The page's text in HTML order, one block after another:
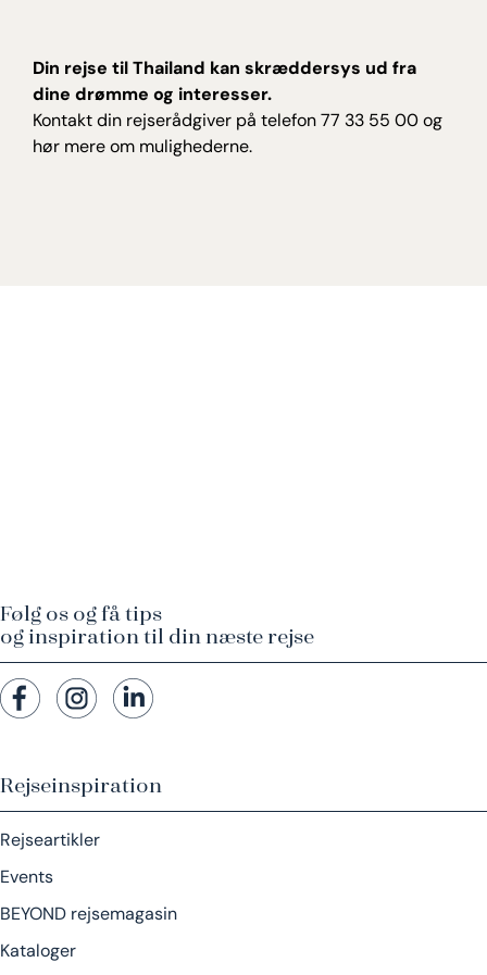
Din rejse til Thailand kan skræddersys ud fra
dine drømme og interesser.
Kontakt din rejserådgiver på telefon 77 33 55 00 og
hør mere om mulighederne.
Rejseinspiration
Rejseartikler
Events
BEYOND rejsemagasin
Kataloger
Følg os og få tips
og inspiration til din næste rejse